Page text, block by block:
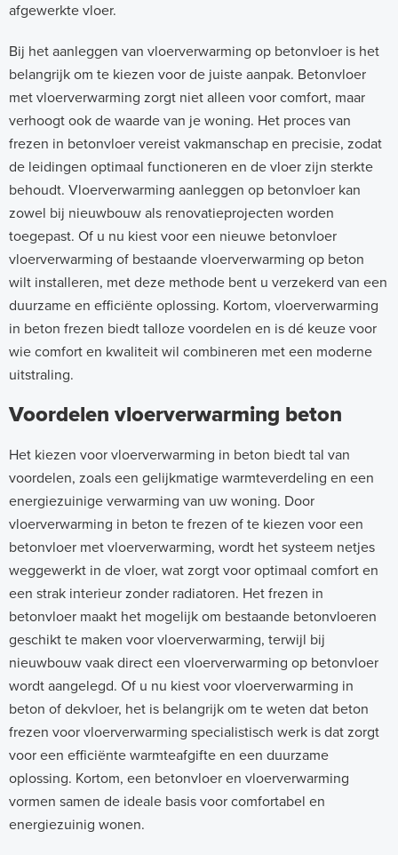
afgewerkte vloer.
Bij het aanleggen van vloerverwarming op betonvloer is het
belangrijk om te kiezen voor de juiste aanpak. Betonvloer
met vloerverwarming zorgt niet alleen voor comfort, maar
verhoogt ook de waarde van je woning. Het proces van
frezen in betonvloer vereist vakmanschap en precisie, zodat
de leidingen optimaal functioneren en de vloer zijn sterkte
behoudt. Vloerverwarming aanleggen op betonvloer kan
zowel bij nieuwbouw als renovatieprojecten worden
toegepast. Of u nu kiest voor een nieuwe betonvloer
vloerverwarming of bestaande vloerverwarming op beton
wilt installeren, met deze methode bent u verzekerd van een
duurzame en efficiënte oplossing. Kortom, vloerverwarming
in beton frezen biedt talloze voordelen en is dé keuze voor
wie comfort en kwaliteit wil combineren met een moderne
uitstraling.
Voordelen vloerverwarming beton
Het kiezen voor vloerverwarming in beton biedt tal van
voordelen, zoals een gelijkmatige warmteverdeling en een
energiezuinige verwarming van uw woning. Door
vloerverwarming in beton te frezen of te kiezen voor een
betonvloer met vloerverwarming, wordt het systeem netjes
weggewerkt in de vloer, wat zorgt voor optimaal comfort en
een strak interieur zonder radiatoren. Het frezen in
betonvloer maakt het mogelijk om bestaande betonvloeren
geschikt te maken voor vloerverwarming, terwijl bij
nieuwbouw vaak direct een vloerverwarming op betonvloer
wordt aangelegd. Of u nu kiest voor vloerverwarming in
beton of dekvloer, het is belangrijk om te weten dat beton
frezen voor vloerverwarming specialistisch werk is dat zorgt
voor een efficiënte warmteafgifte en een duurzame
oplossing. Kortom, een betonvloer en vloerverwarming
vormen samen de ideale basis voor comfortabel en
energiezuinig wonen.